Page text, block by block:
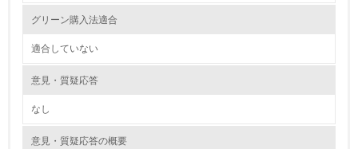
グリーン購入法適合
適合していない
意見・質疑応答
なし
意見・質疑応答の概要